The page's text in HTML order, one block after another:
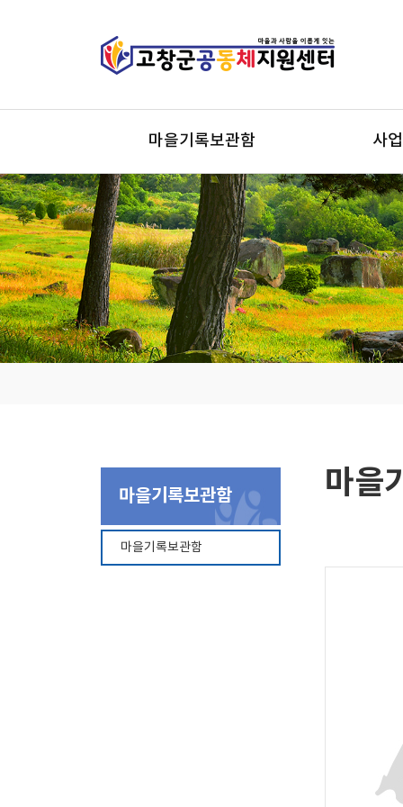
마을기록보관함
마을기록보관함
사
마을
시군
사회
지역
마을기록보관함
마을기록보관함
마을